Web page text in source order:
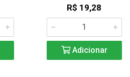
R$ 19,28
Adicionar